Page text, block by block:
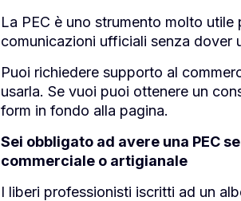
La PEC è uno strumento molto
comunicazioni ufficiali senza dover
Puoi richiedere supporto al
usarla. Se vuoi puoi ottenere un
form in fondo alla pagina.
Sei obbligato ad avere una PEC
commerciale o artigianale
I liberi professionisti iscritti ad un